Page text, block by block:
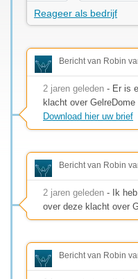
Reageer als bedrijf
Bericht van Robin
2 jaren geleden - Er is
klacht over GelreDome
Download hier uw brief
Bericht van Robin
2 jaren geleden - Ik
over deze klacht over
Bericht van Robin